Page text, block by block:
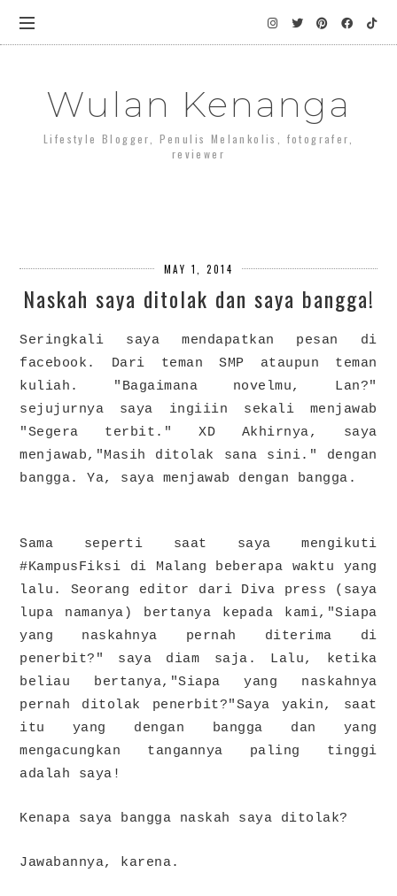
Wulan Kenanga
Lifestyle Blogger, Penulis Melankolis, fotografer,
reviewer
MAY 1, 2014
Naskah saya ditolak dan saya bangga!
Seringkali saya mendapatkan pesan di
facebook. Dari teman SMP ataupun teman
kuliah. "Bagaimana novelmu, Lan?"
sejujurnya saya ingiiin sekali menjawab
"Segera terbit." XD Akhirnya, saya
menjawab,"Masih ditolak sana sini." dengan
bangga. Ya, saya menjawab dengan bangga.
Sama seperti saat saya mengikuti
#KampusFiksi di Malang beberapa waktu yang
lalu. Seorang editor dari Diva press (saya
lupa namanya) bertanya kepada kami,"Siapa
yang naskahnya pernah diterima di
penerbit?" saya diam saja. Lalu, ketika
beliau bertanya,"Siapa yang naskahnya
pernah ditolak penerbit?"Saya yakin, saat
itu yang dengan bangga dan yang
mengacungkan tangannya paling tinggi
adalah saya!
Kenapa saya bangga naskah saya ditolak?
Jawabannya, karena.